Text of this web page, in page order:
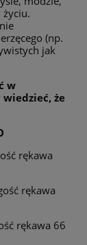
(np.
jak
w
że
rękawa
rękawa
rękawa 66